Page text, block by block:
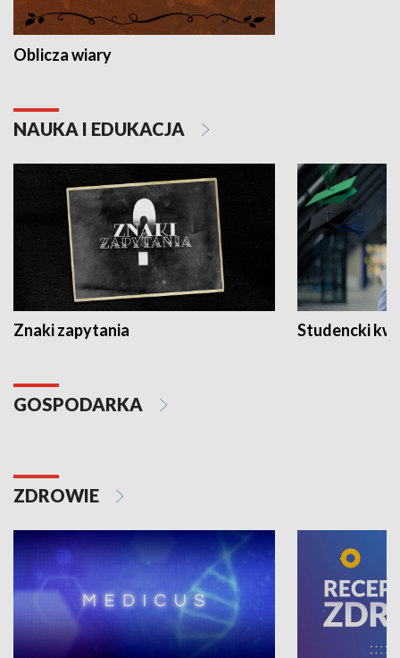
Oblicza wiary
NAUKA I EDUKACJA
Znaki zapytania Studencki
GOSPODARKA
ZDROWIE